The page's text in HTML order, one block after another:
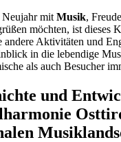
Neujahr mit Musik,
möchten, ist dieses
andere Aktivitäten und
in die lebendige
als auch Besucher
und